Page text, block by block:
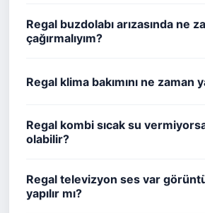
Regal buzdolabı arızasında ne
çağırmalıyım?
Regal klima bakımını ne zaman
Regal kombi sıcak su
olabilir?
Regal televizyon ses var
yapılır mı?